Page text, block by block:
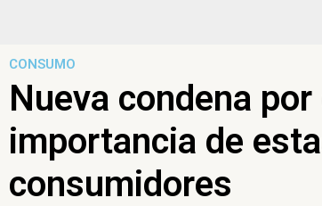
CONSUMO
Nueva condena
importancia de
consumidores